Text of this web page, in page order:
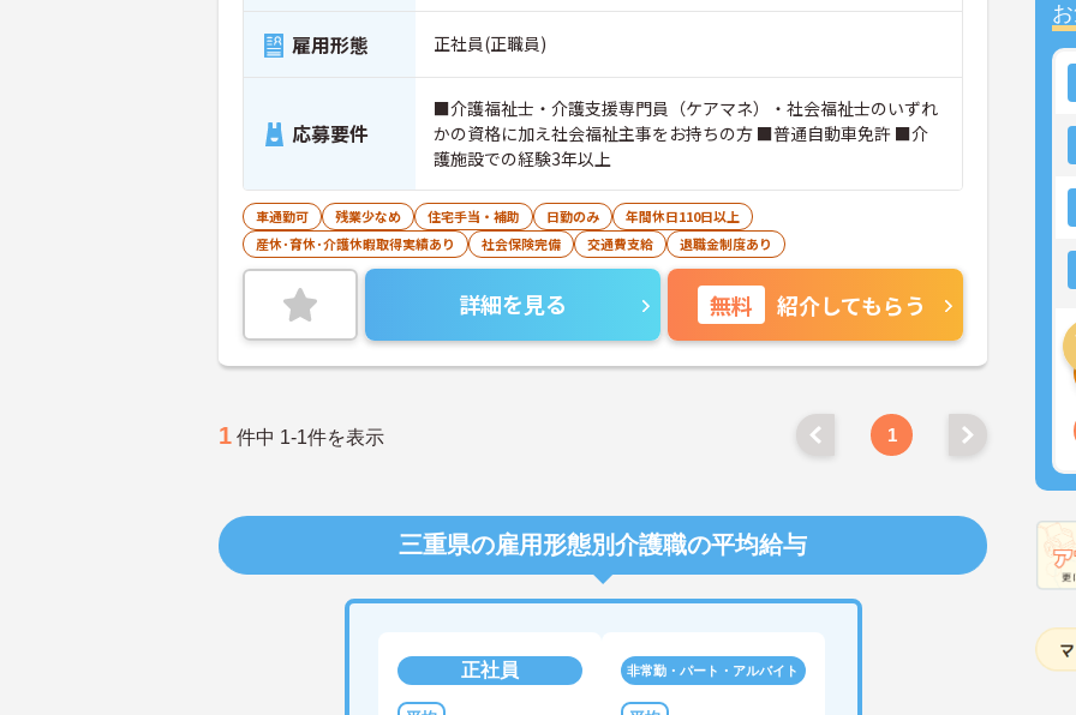
雇用形態 正社員(正職員)
応募要件
■介護福祉士・介護支援専門員（ケアマネ）・社会福祉士のいずれ
かの資格に加え社会福祉主事をお持ちの方 ■普通自動車免許 ■介
護施設での経験3年以上
車通勤可 残業少なめ 住宅手当・補助 日勤のみ
年間休日110日以上
産休･育休･介護休暇取得実績あり
社会保険完備 交通費支給 退職金制度あり
詳細を見る 無料 紹介してもらう
1 件中 1-1件を表示 1
三重県の雇用形態別介護職の平均給与
正社員 非常勤・パート・アルバイト